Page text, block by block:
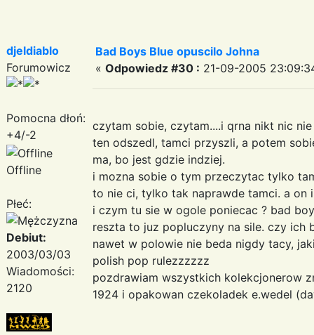
djeldiablo
Forumowicz
Pomocna dłoń:
+4/-2
Offline
Płeć:
Debiut:
2003/03/03
Wiadomości:
2120
Bad Boys Blue opuscilo Johna
« Odpowiedz #30 : 21-09-2005
czytam sobie, czytam....i qrna nikt nic
ten odszedl, tamci przyszli, a potem
ma, bo jest gdzie indziej.
i mozna sobie o tym przeczytac tylko
to nie ci, tylko tak naprawde tamci. a on
i czym tu sie w ogole poniecac ? bad
reszta to juz popluczyny na sile. czy ich
nawet w polowie nie beda nigdy tacy,
polish pop rulezzzzzz
pozdrawiam wszystkich kolekcjonerow
1924 i opakowan czekoladek e.wedel